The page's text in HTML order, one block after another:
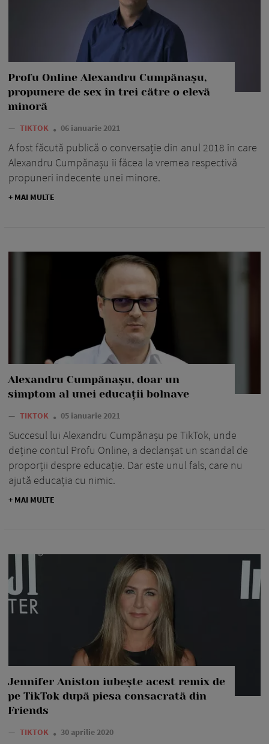
Profu Online Alexandru Cumpănașu,
propunere de sex în trei către o elevă
minoră
— TIKTOK 06 ianuarie 2021
A fost făcută publică o conversație din anul 2018 în care
Alexandru Cumpănașu îi făcea la vremea respectivă
propuneri indecente unei minore.
+ MAI MULTE
Alexandru Cumpănașu, doar un
simptom al unei educații bolnave
— TIKTOK 05 ianuarie 2021
Succesul lui Alexandru Cumpănașu pe TikTok, unde
deține contul Profu Online, a declanșat un scandal de
proporții despre educație. Dar este unul fals, care nu
ajută educația cu nimic.
+ MAI MULTE
Jennifer Aniston iubește acest remix de
pe TikTok după piesa consacrată din
Friends
— TIKTOK 30 aprilie 2020